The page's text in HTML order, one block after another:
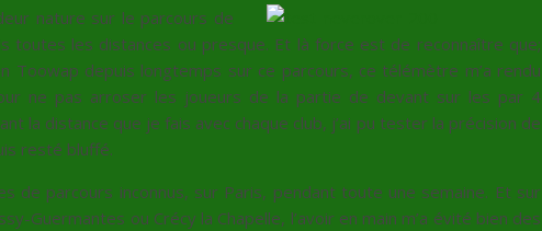
nature sur le parcours de
toutes les distances ou presque. Et là force est de reconnaître que;
Toowap depuis longtemps sur ce parcours, ce télémètre m’a rendu
ne pas arroser les joueurs de la partie de devant sur les par 4
la distance que je fais avec chaque club, j’ai pu tester la précision de
resté bluffé.
de parcours inconnus, sur Paris, pendant toute une semaine. Et sur
Guermantes ou Crécy la Chapelle, l’avoir en main m’a évité bien des